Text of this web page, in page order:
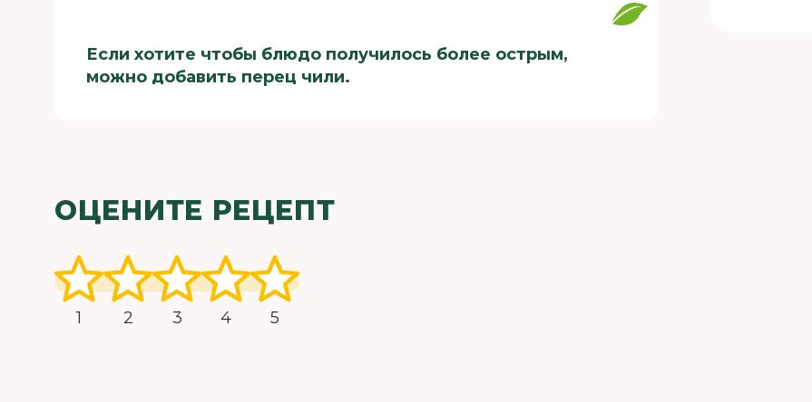
Если хотите чтобы блюдо получилось более острым,
можно добавить перец чили.
ОЦЕНИТЕ РЕЦЕПТ
1 2 3 4 5